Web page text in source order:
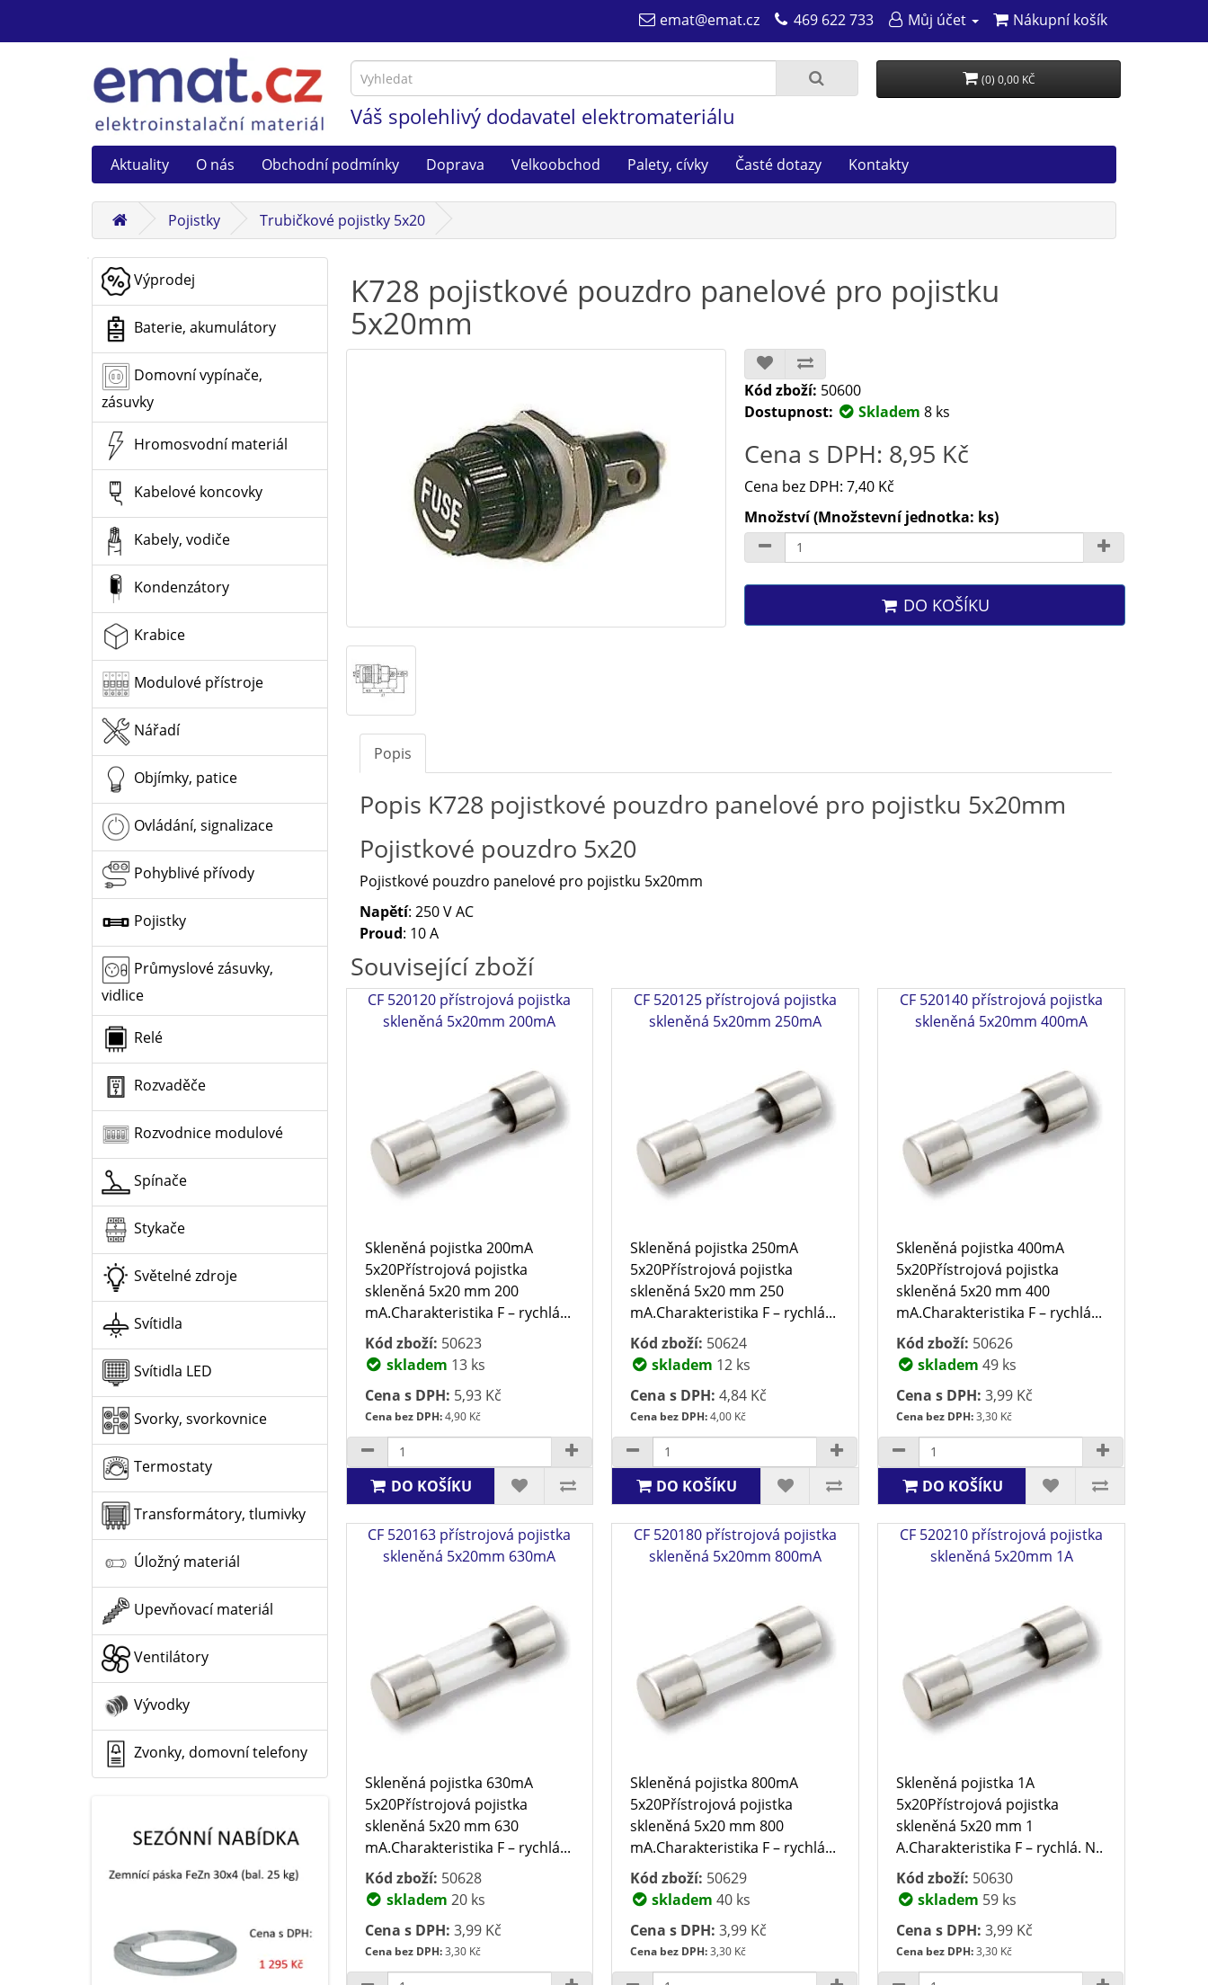
emat@emat.cz 469 622 733 Můj účet Nákupní košík
Váš spolehlivý dodavatel elektromateriálu
(0) 0,00 KČ
Aktuality O nás Obchodní podmínky Doprava Velkoobchod Palety, cívky Časté dotazy Kontakty
Pojistky Trubičkové pojistky 5x20
Výprodej
Baterie, akumulátory
Domovní vypínače,
zásuvky
Hromosvodní materiál
Kabelové koncovky
Kabely, vodiče
Kondenzátory
Krabice
Modulové přístroje
Nářadí
Objímky, patice
Ovládání, signalizace
Pohyblivé přívody
Pojistky
Průmyslové zásuvky,
vidlice
Relé
Rozvaděče
Rozvodnice modulové
Spínače
Stykače
Světelné zdroje
Svítidla
Svítidla LED
Svorky, svorkovnice
Termostaty
Transformátory, tlumivky
Úložný materiál
Upevňovací materiál
Ventilátory
Vývodky
Zvonky, domovní telefony
K728 pojistkové pouzdro panelové pro pojistku
5x20mm
Kód zboží: 50600
Dostupnost:
Skladem 8 ks
Cena s DPH: 8,95 Kč
Cena bez DPH: 7,40 Kč
Množství (Množstevní jednotka: ks)
DO KOŠÍKU
Popis
Popis K728 pojistkové pouzdro panelové pro pojistku 5x20mm
Pojistkové pouzdro 5x20
Pojistkové pouzdro panelové pro pojistku 5x20mm
Napětí: 250 V AC
Proud: 10 A
Související zboží
CF 520120 přístrojová pojistka
skleněná 5x20mm 200mA
Skleněná pojistka 200mA
5x20Přístrojová pojistka
skleněná 5x20 mm 200
mA.Charakteristika F – rychlá...
Kód zboží: 50623
skladem 13 ks
Cena s DPH: 5,93 Kč
Cena bez DPH:4,90 Kč
DO KOŠÍKU
CF 520125 přístrojová pojistka
skleněná 5x20mm 250mA
Skleněná pojistka 250mA
5x20Přístrojová pojistka
skleněná 5x20 mm 250
mA.Charakteristika F – rychlá...
Kód zboží: 50624
skladem 12 ks
Cena s DPH: 4,84 Kč
Cena bez DPH:4,00 Kč
DO KOŠÍKU
CF 520140 přístrojová pojistka
skleněná 5x20mm 400mA
Skleněná pojistka 400mA
5x20Přístrojová pojistka
skleněná 5x20 mm 400
mA.Charakteristika F – rychlá...
Kód zboží: 50626
skladem 49 ks
Cena s DPH: 3,99 Kč
Cena bez DPH:3,30 Kč
DO KOŠÍKU
CF 520163 přístrojová pojistka
skleněná 5x20mm 630mA
Skleněná pojistka 630mA
5x20Přístrojová pojistka
skleněná 5x20 mm 630
mA.Charakteristika F – rychlá...
Kód zboží: 50628
skladem 20 ks
Cena s DPH: 3,99 Kč
Cena bez DPH:3,30 Kč
CF 520180 přístrojová pojistka
skleněná 5x20mm 800mA
Skleněná pojistka 800mA
5x20Přístrojová pojistka
skleněná 5x20 mm 800
mA.Charakteristika F – rychlá...
Kód zboží: 50629
skladem 40 ks
Cena s DPH: 3,99 Kč
Cena bez DPH:3,30 Kč
CF 520210 přístrojová pojistka
skleněná 5x20mm 1A
Skleněná pojistka 1A
5x20Přístrojová pojistka
skleněná 5x20 mm 1
A.Charakteristika F – rychlá. N..
Kód zboží: 50630
skladem 59 ks
Cena s DPH: 3,99 Kč
Cena bez DPH:3,30 Kč